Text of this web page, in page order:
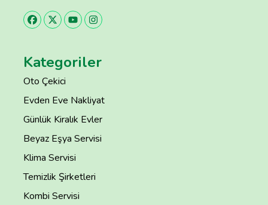
Kategoriler
Oto Çekici
Evden Eve Nakliyat
Günlük Kiralık Evler
Beyaz Eşya Servisi
Klima Servisi
Temizlik Şirketleri
Kombi Servisi